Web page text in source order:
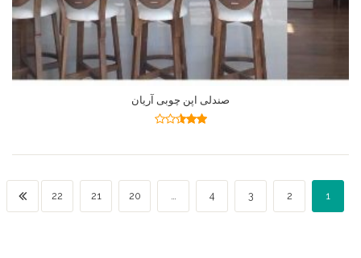
صندلی اپن چوبی آریان
اطلاعات بیشتر
1
2
3
4
20
21
22